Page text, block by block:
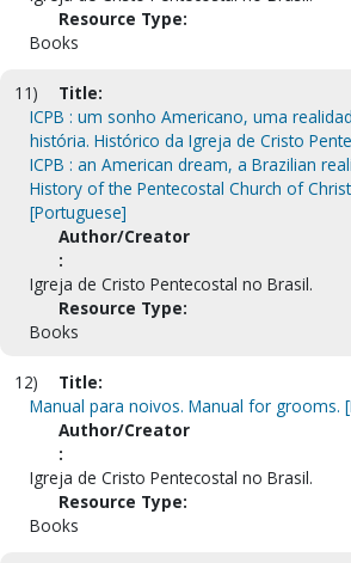
Resource Type:
Books
11)
Title:
ICPB : um sonho Americano, uma
história. Histórico da Igreja de Cristo
ICPB : an American dream, a Brazilian
History of the Pentecostal Church of
[Portuguese]
Author/Creator
:
Igreja de Cristo Pentecostal no Brasil.
Resource Type:
Books
12)
Title:
Manual para noivos. Manual for grooms.
Author/Creator
:
Igreja de Cristo Pentecostal no Brasil.
Resource Type:
Books